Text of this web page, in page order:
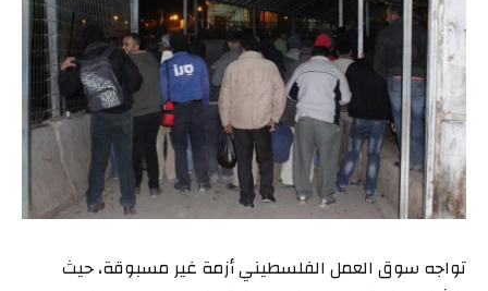
تواجه سوق العمل الفلسطيني أزمة غير مسبوقة، حيث